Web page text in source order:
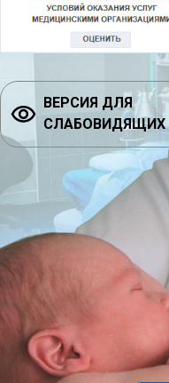
ВЕРСИЯ ДЛЯ
СЛАБОВИДЯЩИХ